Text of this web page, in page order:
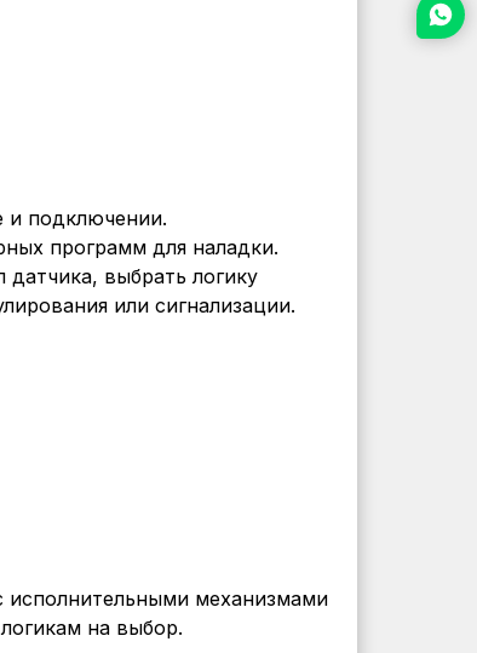
и подключении.
программ для наладки.
выбрать логику
или сигнализации.
исполнительными механизмами
на выбор.